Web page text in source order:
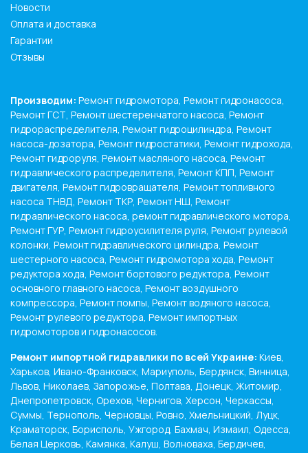
Новости
Оплата и доставка
Гарантии
Отзывы
Производим: Ремонт гидромотора, Ремонт гидронасоса,
Ремонт ГСТ, Ремонт шестеренчатого насоса, Ремонт
гидрораспределителя, Ремонт гидроцилиндра, Ремонт
насоса-дозатора, Ремонт гидростатики, Ремонт гидрохода,
Ремонт гидроруля, Ремонт масляного насоса, Ремонт
гидравлического распределителя, Ремонт КПП, Ремонт
двигателя, Ремонт гидровращателя, Ремонт топливного
насоса ТНВД, Ремонт ТКР, Ремонт НШ, Ремонт
гидравлического насоса, ремонт гидравлического мотора,
Ремонт ГУР, Ремонт гидроусилителя руля, Ремонт рулевой
колонки, Ремонт гидравлического цилиндра, Ремонт
шестерного насоса, Ремонт гидромотора хода, Ремонт
редуктора хода, Ремонт бортового редуктора, Ремонт
основного главного насоса, Ремонт воздушного
компрессора, Ремонт помпы, Ремонт водяного насоса,
Ремонт рулевого редуктора, Ремонт импортных
гидромоторов и гидронасосов.
Ремонт импортной гидравлики по всей Украине: Киев,
Харьков, Ивано-Франковск, Мариуполь, Бердянск, Винница,
Львов, Николаев, Запорожье, Полтава, Донецк, Житомир,
Днепропетровск, Орехов, Чернигов, Херсон, Черкассы,
Суммы, Тернополь, Черновцы, Ровно, Хмельницкий, Луцк,
Краматорск, Борисполь, Ужгород, Бахмач, Измаил, Одесса,
Белая Церковь, Камянка, Калуш, Волноваха, Бердичев,